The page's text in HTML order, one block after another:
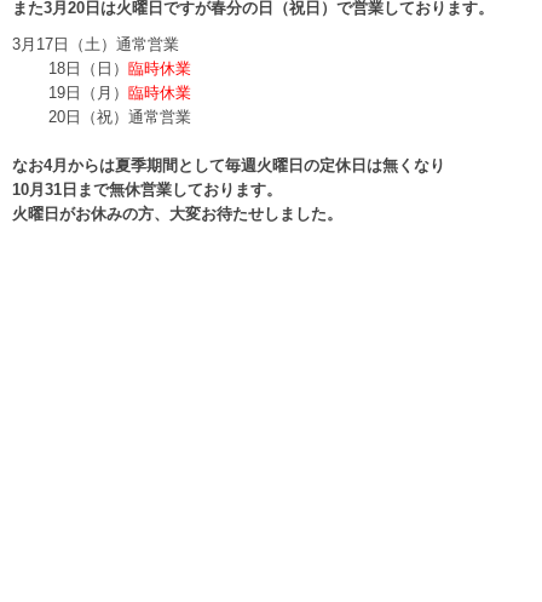
また3月20日は火曜日ですが春分の日（祝日）で営業しております。
3月17日（土）通常営業
18日（日） 臨時休業
19日（月） 臨時休業
20日（祝）通常営業
なお4月からは夏季期間として毎週火曜日の定休日は無くなり
10月31日まで無休営業しております。
火曜日がお休みの方、大変お待たせしました。